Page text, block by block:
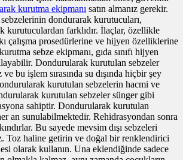
kurutma ekipmanı satın almanız gerekir.
dondurarak kurutucuları,
kurutuculardan farklıdır. İlaçlar, özellikle
çalışma prosedürlerine ve hijyen özelliklerine
sebze ekipmanı, gıda sınıfı hijyen
Dondurularak kurutulan sebzeler
bu işlem sırasında su dışında hiçbir şey
kurutulan sebzelerin hacmi ve
kurutulan sebzeler sünger gibi
sahiptir. Dondurularak kurutulan
an sunulabilmektedir. Rehidrasyondan sonra
Bu sayede mevsim dışı sebzeleri
Toz haline getirin ve doğal bir renklendirici
olarak kullanın. Una eklendiğinde sadece